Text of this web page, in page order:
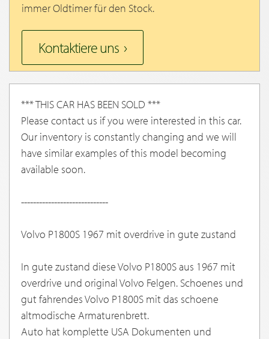
immer Oldtimer für den Stock.
Kontaktiere uns
*** THIS CAR HAS BEEN SOLD ***
Please contact us if you were interested in this car.
Our inventory is constantly changing and we will
have similar examples of this model becoming
available soon.
-----------------------------
Volvo P1800S 1967 mit overdrive in gute zustand
In gute zustand diese Volvo P1800S aus 1967 mit
overdrive und original Volvo Felgen. Schoenes und
gut fahrendes Volvo P1800S mit das schoene
altmodische Armaturenbrett.
Auto hat komplette USA Dokumenten und